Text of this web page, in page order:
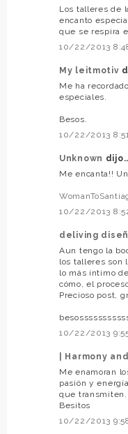
Los talleres de
encanto
que se respira
10/22/2013
My leitmotiv
Me ha
especiales.
Besos.
10/22/2013
Unknown
Me encanta!!
10/22/2013
deliving
Aun tengo la
los talleres son
lo más íntimo
cómo, el
Precioso post,
10/22/2013
| Harmony
Me enamoran
pasión y
que transmiten.
Besitos
10/22/2013